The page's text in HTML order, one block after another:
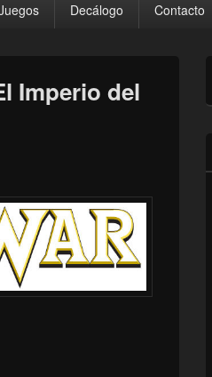
Decálogo Contacto
Imperio del